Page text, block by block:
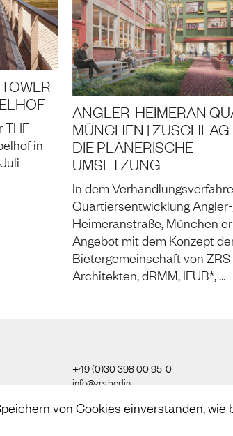
THF
in
ANGLER-HEIMERAN
MÜNCHEN | ZUSCHLAG
DIE PLANERISCHE
UMSETZUNG
In dem
Quartiersentwicklung
Heimeranstraße, München
Angebot mit dem Konzept
Bietergemeinschaft von ZRS
Architekten, dRMM, IFUB*, …
+49 (0)30 398 00 95-0
info@zrs.berlin
von Cookies einverstanden, wie